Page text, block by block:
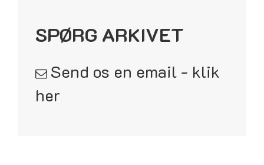
SPØRG ARKIVET
Send os en email - klik
her